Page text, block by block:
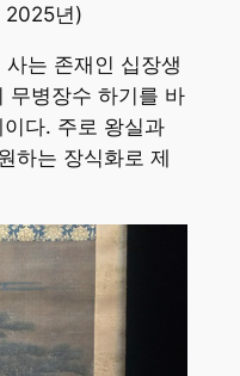
2025년)
는 존재인 십장생
무병장수 하기를 바
다. 주로 왕실과
하는 장식화로 제